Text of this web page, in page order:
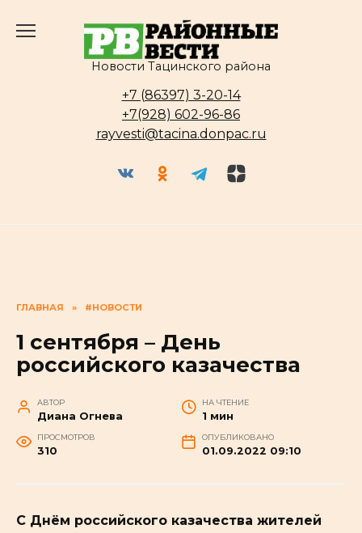
Новости Тацинского района
+7 (86397) 3-20-14
+7(928) 602-96-86
rayvesti@tacina.donpac.ru
ГЛАВНАЯ » #НОВОСТИ
1 сентября – День
российского казачества
АВТОР
Диана Огнева
НА ЧТЕНИЕ
1 мин
ПРОСМОТРОВ
310
ОПУБЛИКОВАНО
01.09.2022 09:10
С Днём российского казачества жителей